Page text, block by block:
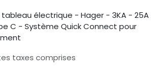
électrique - Hager - 3KA - 25A
C - Système Quick Connect pour
taxes comprises